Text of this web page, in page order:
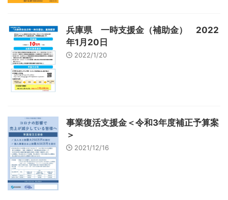
兵庫県 一時支援金（補助金） 2022
年1月20日
2022/1/20
事業復活支援金＜令和3年度補正予算案
＞
2021/12/16